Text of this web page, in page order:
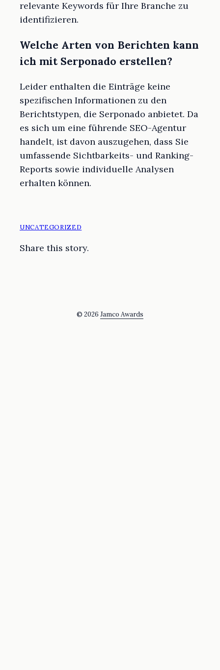
relevante Keywords für Ihre Branche zu
identifizieren.
Welche Arten von Berichten kann
ich mit Serponado erstellen?
Leider enthalten die Einträge keine
spezifischen Informationen zu den
Berichtstypen, die Serponado anbietet. Da
es sich um eine führende SEO-Agentur
handelt, ist davon auszugehen, dass Sie
umfassende Sichtbarkeits- und Ranking-
Reports sowie individuelle Analysen
erhalten können.
UNCATEGORIZED
Share this story.
© 2026 Jamco Awards